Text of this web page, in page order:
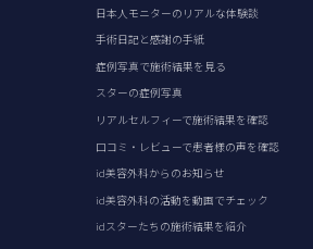
日本人モニターのリアルな体験談
手術日記と感謝の手紙
症例写真で施術結果を見る
スターの症例写真
リアルセルフィーで施術結果を確認
口コミ・レビューで患者様の声を確認
id美容外科からのお知らせ
id美容外科の活動を動画でチェック
idスターたちの施術結果を紹介